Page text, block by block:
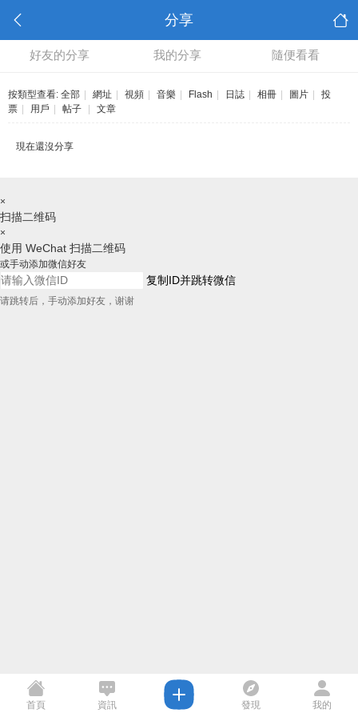
分享
好友的分享 我的分享 隨便看看
按類型查看: 全部 網址 視頻 音樂 Flash 日誌 相冊 圖片
投
票
用戶 帖子 文章
現在還沒分享
×
扫描二维码
×
使用 WeChat 扫描二维码
或手动添加微信好友
复制ID并跳转微信
请跳转后，手动添加好友，谢谢
首頁 資訊 發現 我的